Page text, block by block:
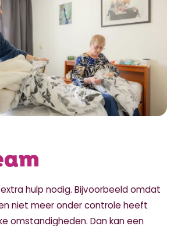
hulp nodig. Bijvoorbeeld omdat
niet meer onder controle heeft
omstandigheden. Dan kan een